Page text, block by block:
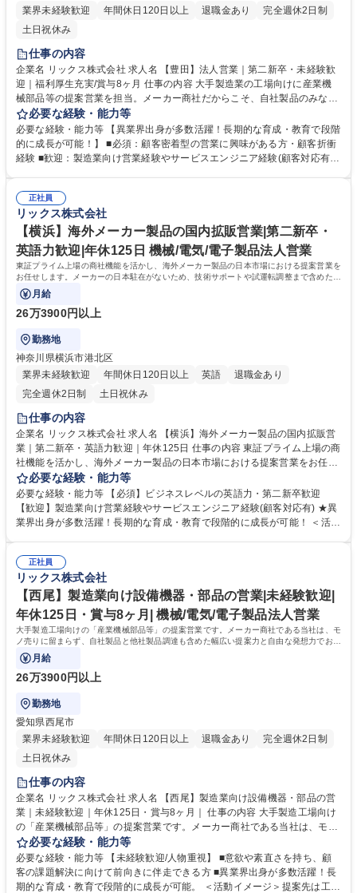
業界未経験歓迎
年間休日120日以上 退職金あり
完全週休2日制
土日祝休み
仕事の内容
企業名 リックス株式会社 求人名 【豊田】法人営業｜第二新卒・未経験歓
迎｜福利厚生充実/賞与8ヶ月 仕事の内容 大手製造業の工場向けに産業機
械部品等の提案営業を担当。メーカー商社だからこそ、自社製品のみなら
ず他社製品調達も含めた幅広い提案力と自由な発想力で「顧客の困りごと
を解決する」ソリューション営業です。 ◆モノ売りに留まらず、顧客ニー
ズや課題を主体的に捉え、それらを解決するための最適な商品やサービス
を幅広い選択肢から提案ができます。 ◆自社製品でもある流体機器は得意
メーカー商社の強みを活かし、技術部門と共同で製品開発に取り組むケー
スもあります。 募集職種 【豊田】法人営業｜第二新卒・未経験歓迎｜福
利厚生充実/賞与8ヶ月
必要な経験・能力等
必要な経験・能力等 【異業界出身が多数活躍！長期的な育成・教育で段階
的に成長が可能！】 ■必須：顧客密着型の営業に興味がある方・顧客折衝
経験 ■歓迎：製造業向け営業経験やサービスエンジニア経験(顧客対応有)
s://www.rix.co.jp/recruit/new/interviews/oneday/oneday02/） ＜組織風土
＞組織横断でノウハウ共有を進める文化があり、社内情報共有システムを
通じて、他拠点での成功事例や次の1手に対するアドバイスが得られる仕
組みがあります。日々改善を図れる環境が整っています。 学歴・資格 学
歴：大学院 大学 高専 語学力： 資格：第一種運転免許普通自動車
正社員
リックス株式会社
【横浜】海外メーカー製品の国内拡販営業|第二新卒・
英語力歓迎|年休125日 機械/電気/電子製品法人営業
東証プライム上場の商社機能を活かし、海外メーカー製品の日本市場における提案営業を
お任せします。メーカーの日本駐在がないため、技術サポートや試運転調整まで含めた一
貫したソリューション提供を担います。
月給
26万3900円以上
勤務地
神奈川県横浜市港北区
業界未経験歓迎
年間休日120日以上 英語
退職金あり
完全週休2日制
土日祝休み
仕事の内容
企業名 リックス株式会社 求人名 【横浜】海外メーカー製品の国内拡販営
業｜第二新卒・英語力歓迎｜年休125日 仕事の内容 東証プライム上場の商
社機能を活かし、海外メーカー製品の日本市場における提案営業をお任せ
します。メーカーの日本駐在がないため、技術サポートや試運転調整まで
含めた一貫したソリューション提供を担います。 ■海外メーカー製品の日
本国内への拡販・提案営業 ■海外メーカーとの英語を用いた折衝・コミュ
ニケーション ■技術的サポート、簡単な修理、試運転調整の実施 ■顧客先
の深い介在価値を発揮できます。 募集職種 【横浜】海外メーカー製品の
国内拡販営業｜第二新卒・英語力歓迎｜年休125日
必要な経験・能力等
必要な経験・能力等 【必須】ビジネスレベルの英語力・第二新卒歓迎
【歓迎】製造業向け営業経験やサービスエンジニア経験(顧客対応有) ★異
業界出身が多数活躍！長期的な育成・教育で段階的に成長が可能！ ＜活動
w.rix.co.jp/recruit/new/interviews/oneday/oneday02/） ＜組織風土＞組織
横断でノウハウ共有を進める文化があり、社内情報共有システムを通じ
て、他拠点での成功事例や次の1手に対するアドバイスが得られる仕組み
があります。日々改善を図れる環境が整っています。 学歴・資格 学歴：
大学院 大学 高専 語学力：英語 資格：第一種運転免許普通自動車
正社員
リックス株式会社
【西尾】製造業向け設備機器・部品の営業|未経験歓迎|
年休125日・賞与8ヶ月| 機械/電気/電子製品法人営業
大手製造工場向けの「産業機械部品等」の提案営業です。メーカー商社である当社は、モ
ノ売りに留まらず、自社製品と他社製品調達も含めた幅広い提案力と自由な発想力でお客
様の課題解決に向き合っています。
月給
26万3900円以上
勤務地
愛知県西尾市
業界未経験歓迎
年間休日120日以上 退職金あり
完全週休2日制
土日祝休み
仕事の内容
企業名 リックス株式会社 求人名 【西尾】製造業向け設備機器・部品の営
業｜未経験歓迎｜年休125日・賞与8ヶ月｜ 仕事の内容 大手製造工場向け
の「産業機械部品等」の提案営業です。メーカー商社である当社は、モノ
売りに留まらず、自社製品と他社製品調達も含めた幅広い提案力と自由な
発想力でお客様の課題解決に向き合っています。 ◆顧客ニーズや課題を主
体的に捉え、課題解決にむけた最適な商品やサービスを幅広い選択肢から
提案ができる自由度の高い顧客密着型営業です。 ◆自社製品でもある「流
必要な経験・能力等
必要な経験・能力等 【未経験歓迎/人物重視】 ■意欲や素直さを持ち、顧
客の課題解決に向けて前向きに伴走できる方 ■異業界出身が多数活躍！長
期的な育成・教育で段階的に成長が可能。 ＜活動イメージ＞提案先は工場